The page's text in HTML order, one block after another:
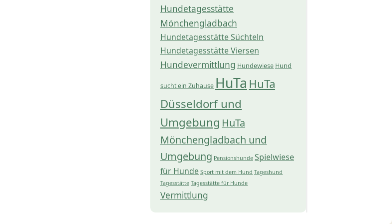
Hundetagesstätte
Mönchengladbach
Hundetagesstätte Süchteln
Hundetagesstätte Viersen
Hundevermittlung Hundewiese Hund
sucht ein Zuhause HuTa HuTa
Düsseldorf und
Umgebung HuTa
Mönchengladbach und
Umgebung Pensionshunde Spielwiese
für Hunde Sport mit dem Hund Tageshund
Tagesstätte Tagesstätte für Hunde
Vermittlung